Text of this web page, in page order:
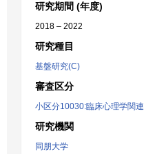
研究期間 (年度)
2018 – 2022
研究種目
基盤研究(C)
審査区分
小区分10030:臨床心理学関連
研究機関
同朋大学